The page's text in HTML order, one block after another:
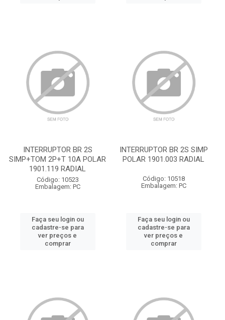
INTERRUPTOR BR 2S
SIMP+TOM 2P+T 10A POLAR
1901.119 RADIAL
Código: 10523
Embalagem: PC
Faça seu login ou
cadastre-se para
ver preços e
comprar
INTERRUPTOR BR 2S SIMP
POLAR 1901.003 RADIAL
Código: 10518
Embalagem: PC
Faça seu login ou
cadastre-se para
ver preços e
comprar